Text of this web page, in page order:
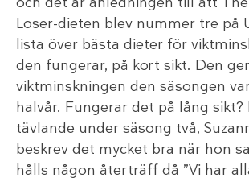
Loser-dieten blev nummer tre på
lista över bästa dieter för
den fungerar, på kort sikt. Den
viktminskningen den säsongen
halvår. Fungerar det på lång sikt?
tävlande under säsong två,
beskrev det mycket bra när hon
hålls någon återträff då ”Vi har